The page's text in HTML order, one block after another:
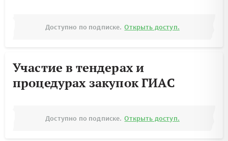
Доступно по подписке. Открыть доступ.
Участие в тендерах и
процедурах закупок ГИАС
Доступно по подписке. Открыть доступ.